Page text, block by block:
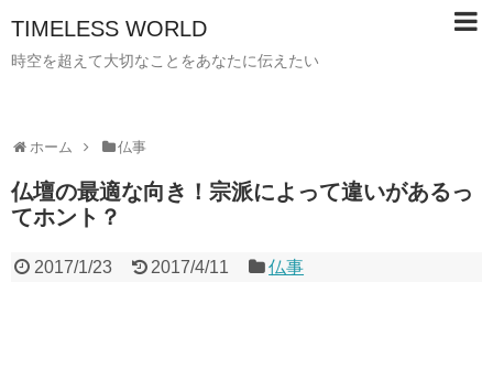
TIMELESS WORLD
時空を超えて大切なことをあなたに伝えたい
ホーム 仏事
仏壇の最適な向き！宗派によって違いがあるっ
てホント？
2017/1/23 2017/4/11 仏事